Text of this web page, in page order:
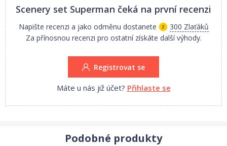
se svojí kvalitou a propracovaností. Jsou vyrobené ze zdravotně
nezávadných materiálů. Díky speciálnímu gumovému materiálu
mají výbornou odolnost a stabilitu.
Scenery set Superman čeká na první recenzi
Napište recenzi a jako odměnu dostanete
300 Zlaťáků
Za přínosnou recenzi pro ostatní získáte další výhody.
Registrovat se
Máte u nás již účet? Přihlaste se
Podobné produkty